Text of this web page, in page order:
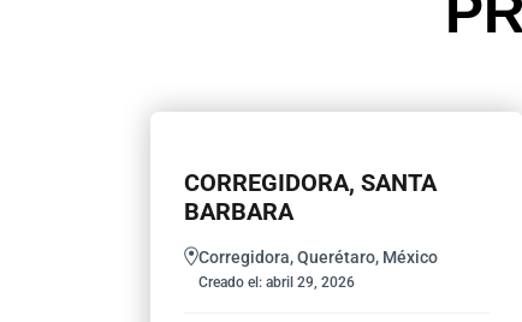
CORREGIDORA, SANTA
BARBARA
Corregidora, Querétaro, México
Creado el: abril 29, 2026